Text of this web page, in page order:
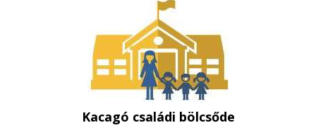
Kacagó családi bölcsőde